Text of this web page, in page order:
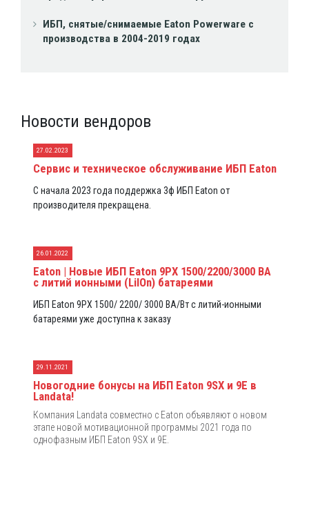
ИБП, снятые/снимаемые Eaton Powerware с
производства в 2004-2019 годах
Новости вендоров
27.02.2023
Сервис и техническое обслуживание ИБП Eaton
С начала 2023 года поддержка 3ф ИБП Eaton от
производителя прекращена.
26.01.2022
Eaton | Новые ИБП Eaton 9PX 1500/2200/3000 ВА
с литий ионными (LiIOn) батареями
ИБП Eaton 9PX 1500/ 2200/ 3000 ВА/Вт с литий-ионными
батареями уже доступна к заказу
29.11.2021
Новогодние бонусы на ИБП Eaton 9SX и 9E в
Landata!
Компания Landata совместно с Eaton объявляют о новом
этапе новой мотивационной программы 2021 года по
однофазным ИБП Eaton 9SX и 9E.